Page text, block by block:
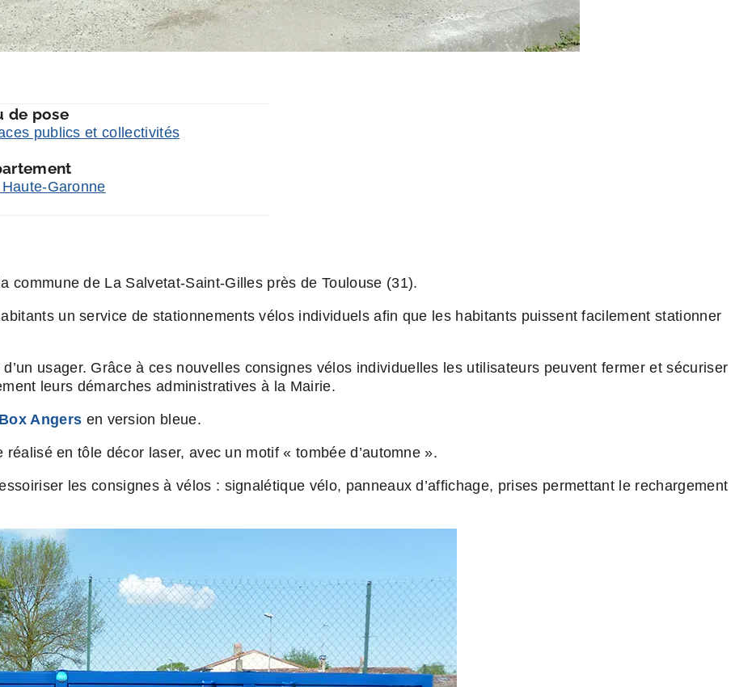
de pose
publics et collectivités
Garonne
commune de La Salvetat-Saint-Gilles près de Toulouse (31).
un service de stationnements vélos individuels afin que les habitants puissent facilement stationner
usager. Grâce à ces nouvelles consignes vélos individuelles les utilisateurs peuvent fermer et sécuriser
leurs démarches administratives à la Mairie.
Angers en version bleue.
en tôle décor laser, avec un motif « tombée d’automne ».
les consignes à vélos : signalétique vélo, panneaux d’affichage, prises permettant le rechargement